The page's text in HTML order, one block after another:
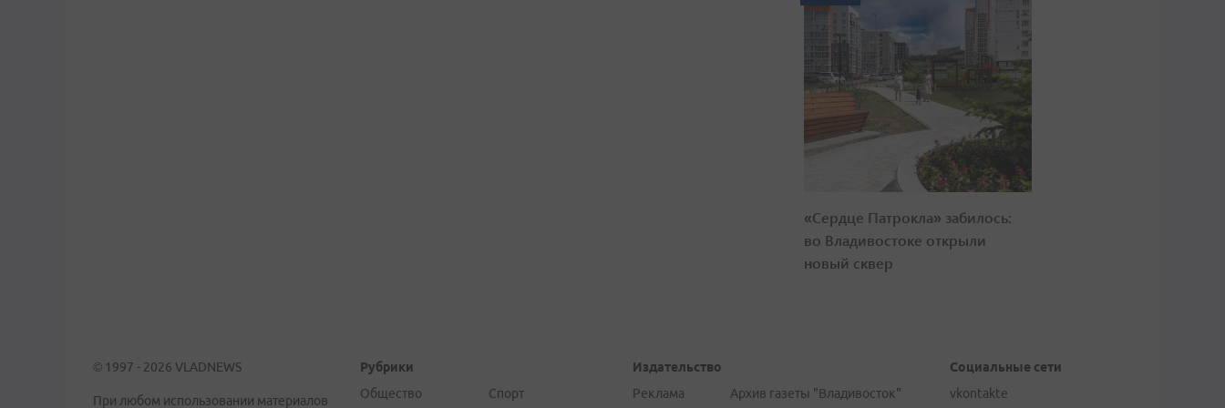
«Сердце Патрокла» забилось:
во Владивостоке открыли
новый сквер
© 1997 - 2026 VLADNEWS
При любом использовании материалов
Рубрики
Общество
Спорт
Издательство
Реклама
Архив газеты "Владивосток"
Социальные сети
vkontakte